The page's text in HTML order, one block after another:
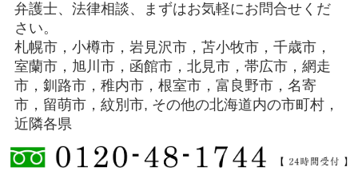
弁護士、法律相談、まずはお気軽にお問合せくだ
さい。
札幌市，小樽市，岩見沢市，苫小牧市，千歳市，
室蘭市，旭川市，函館市，北見市，帯広市，網走
市，釧路市，稚内市，根室市，富良野市，名寄
市，留萌市，紋別市, その他の北海道内の市町村，
近隣各県